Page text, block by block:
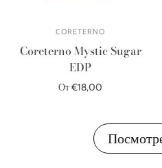
CORETERNO
Coreterno Mystic Sugar
EDP
От €18,00